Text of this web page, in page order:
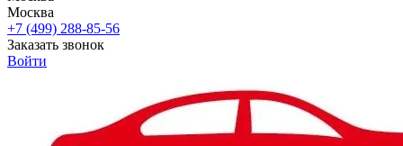
Москва
+7 (499) 288-85-56
Заказать звонок
Войти